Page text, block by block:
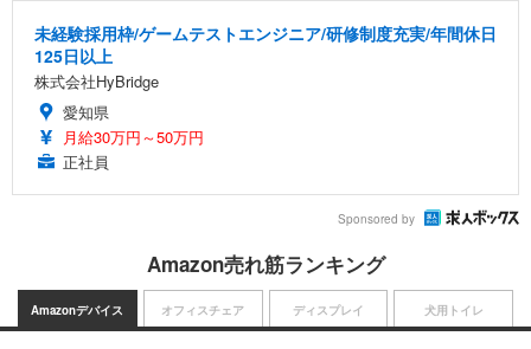
未経験採用枠/ゲームテストエンジニア/研修制度充実/年間休日
125日以上
株式会社HyBridge
愛知県
月給30万円～50万円
正社員
Sponsored by
Amazon売れ筋ランキング
Amazonデバイス オフィスチェア ディスプレイ 犬用トイレ